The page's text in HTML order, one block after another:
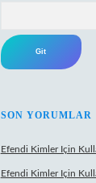
SON YORUMLAR
Efendi Kimler Için
Efendi Kimler Için